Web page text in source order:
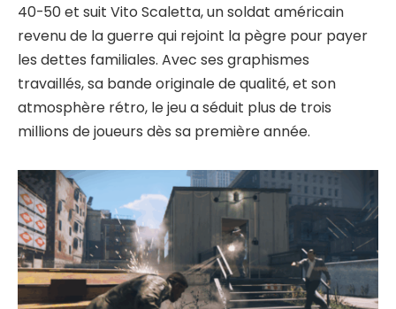
40-50 et suit Vito Scaletta, un soldat américain
revenu de la guerre qui rejoint la pègre pour payer
les dettes familiales. Avec ses graphismes
travaillés, sa bande originale de qualité, et son
atmosphère rétro, le jeu a séduit plus de trois
millions de joueurs dès sa première année.